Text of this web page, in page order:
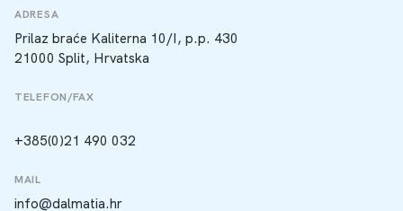
ADRESA
Prilaz braće Kaliterna 10/I, p.p. 430
21000 Split, Hrvatska
TELEFON/FAX
+385(0)21 490 032
MAIL
info@dalmatia.hr